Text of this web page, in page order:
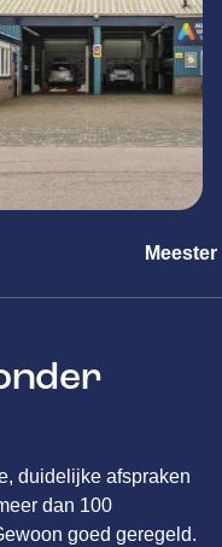
duidelijke afspraken
dan 100
goed geregeld.